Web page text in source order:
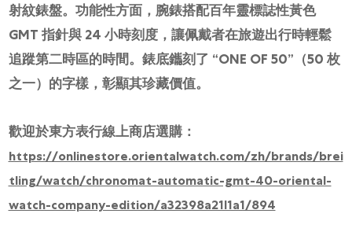
射紋錶盤。功能性方面，腕錶搭配百年靈標誌性黃色
GMT 指針與 24 小時刻度，讓佩戴者在旅遊出行時輕鬆
追蹤第二時區的時間。錶底鑴刻了 “ONE OF 50”（50 枚
之一）的字樣，彰顯其珍藏價值。
歡迎於東方表行線上商店選購：
https://onlinestore.orientalwatch.com/zh/brands/brei
tling/watch/chronomat-automatic-gmt-40-oriental-
watch-company-edition/a32398a21l1a1/894